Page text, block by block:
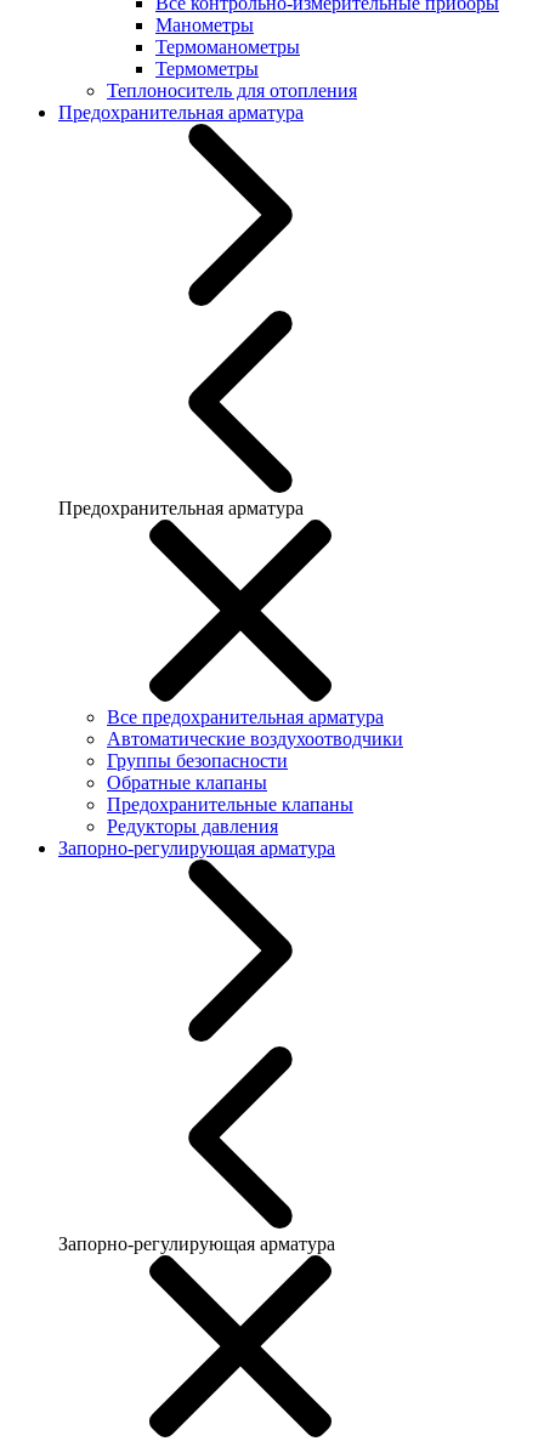
Манометры
Термоманометры
Термометры
Теплоноситель для отопления
Предохранительная арматура
Предохранительная арматура
Все предохранительная арматура
Автоматические воздухоотводчики
Группы безопасности
Обратные клапаны
Предохранительные клапаны
Редукторы давления
Запорно-регулирующая арматура
Запорно-регулирующая арматура